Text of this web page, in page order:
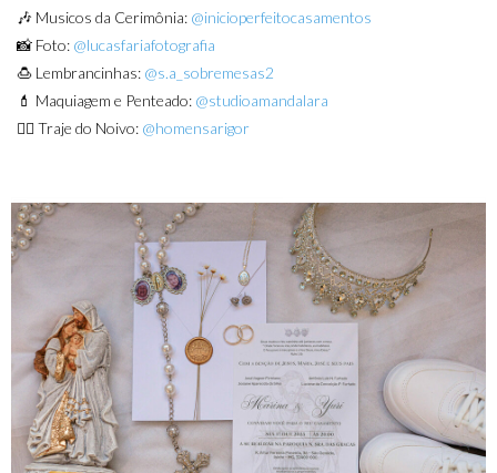
🎶 Musicos da Cerimônia: @inicioperfeitocasamentos
📸 Foto: @lucasfariafotografia
🍮 Lembrancinhas: @s.a_sobremesas2
💄 Maquiagem e Penteado: @studioamandalara
🤵‍♂️ Traje do Noivo: @homensarigor